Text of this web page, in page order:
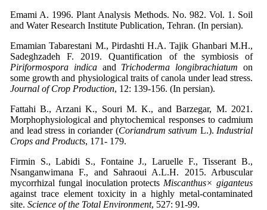
Emami A. 1996. Plant Analysis Methods. No. 982. Vol. 1. Soil
and Water Research Institute Publication, Tehran. (In persian).
Emamian Tabarestani M., Pirdashti H.A. Tajik Ghanbari M.H.,
Sadeghzadeh F. 2019. Quantification of the symbiosis of
Piriformospora indicaand Trichoderma longibrachiatum on
some growth and physiological traits of canola under lead stress.
Journal of Crop Production, 12: 139-156. (In persian).
Fattahi B., Arzani K., Souri M. K., and Barzegar, M. 2021.
Morphophysiological and phytochemical responses to cadmium
and lead stress in coriander (Coriandrum sativum L.). Industrial
Crops and Products, 171- 179.
Firmin S., Labidi S., Fontaine J., Laruelle F., Tisserant B.,
Nsanganwimana F., and Sahraoui A.L.H. 2015. Arbuscular
mycorrhizal fungal inoculation protects Miscanthus× giganteus
against trace element toxicity in a highly metal-contaminated
site. Science of the Total Environment